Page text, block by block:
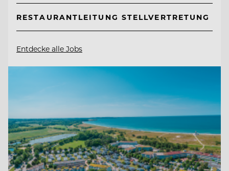
RESTAURANTLEITUNG STELLVERTRETUNG
Entdecke alle Jobs